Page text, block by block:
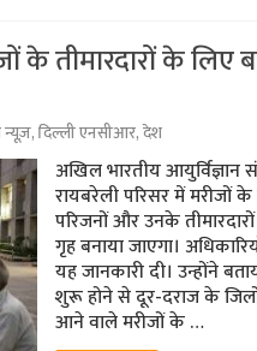
तीमारदारों के लिए
न्यूज़,दिल्ली एनसीआर,देश
अखिल भारतीय आयुर्विज्ञान
रायबरेली परिसर में मरीजों
परिजनों और उनके तीमारदारों
गृह बनाया जाएगा।
यह जानकारी दी। उन्होंने
शुरू होने से दूर-दराज के
आने वाले मरीजों के …